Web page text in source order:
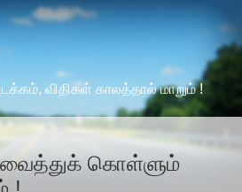
விதிகள் காலத்தால் மாறும் !
கொள்ளும்